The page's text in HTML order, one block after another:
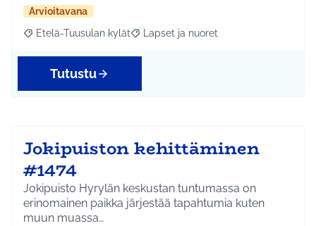
Arvioitavana
Rajaa tulokset aihepiirin mukaan: Etelä-Tuusulan kylät
Etelä-Tuusulan kylät Rajaa tulokset teeman mukaan: Lapset
Lapset ja nuoret
Tutustu
Jokipuiston kehittäminen
#1474
Jokipuisto Hyrylän keskustan tuntumassa on
erinomainen paikka järjestää tapahtumia kuten
muun muassa…